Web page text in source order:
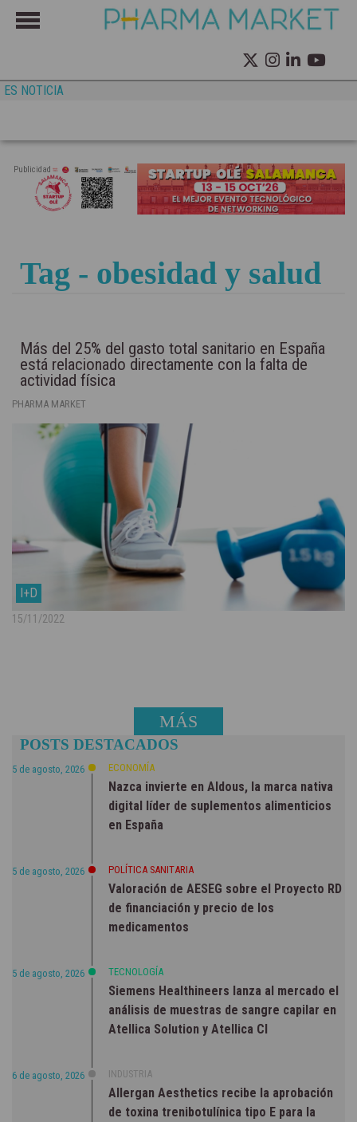
ES NOTICIA
Publicidad
Tag - obesidad y salud
Más del 25% del gasto total sanitario en España
está relacionado directamente con la falta de
actividad física
PHARMA MARKET
I+D
15/11/2022
MÁS
NOTICIAS
POSTS DESTACADOS
5 de agosto, 2026 ECONOMÍA
Nazca invierte en Aldous, la marca nativa
digital líder de suplementos alimenticios
en España
5 de agosto, 2026 POLÍTICA SANITARIA
Valoración de AESEG sobre el Proyecto RD
de financiación y precio de los
medicamentos
5 de agosto, 2026 TECNOLOGÍA
Siemens Healthineers lanza al mercado el
análisis de muestras de sangre capilar en
Atellica Solution y Atellica CI
6 de agosto, 2026 INDUSTRIA
Allergan Aesthetics recibe la aprobación
de toxina trenibotulínica tipo E para la